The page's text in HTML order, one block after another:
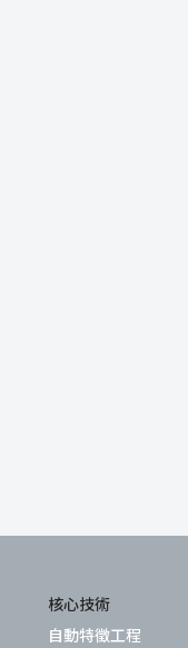
核心技術
自動特徵工程